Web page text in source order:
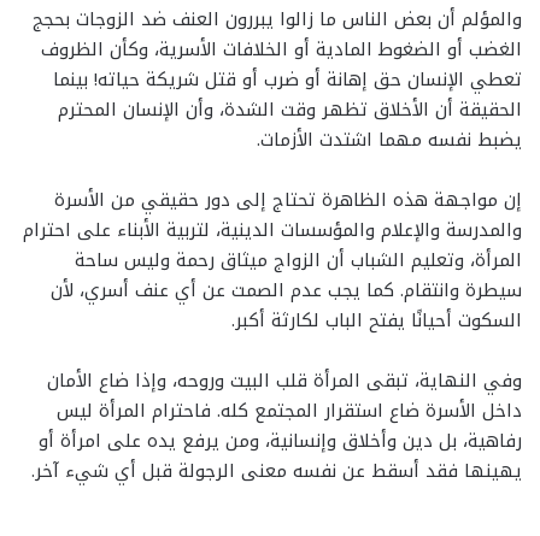
والمؤلم أن بعض الناس ما زالوا يبررون العنف ضد الزوجات بحجج
الغضب أو الضغوط المادية أو الخلافات الأسرية، وكأن الظروف
تعطي الإنسان حق إهانة أو ضرب أو قتل شريكة حياته! بينما
الحقيقة أن الأخلاق تظهر وقت الشدة، وأن الإنسان المحترم
يضبط نفسه مهما اشتدت الأزمات.
إن مواجهة هذه الظاهرة تحتاج إلى دور حقيقي من الأسرة
والمدرسة والإعلام والمؤسسات الدينية، لتربية الأبناء على احترام
المرأة، وتعليم الشباب أن الزواج ميثاق رحمة وليس ساحة
سيطرة وانتقام. كما يجب عدم الصمت عن أي عنف أسري، لأن
السكوت أحيانًا يفتح الباب لكارثة أكبر.
وفي النهاية، تبقى المرأة قلب البيت وروحه، وإذا ضاع الأمان
داخل الأسرة ضاع استقرار المجتمع كله. فاحترام المرأة ليس
رفاهية، بل دين وأخلاق وإنسانية، ومن يرفع يده على امرأة أو
يهينها فقد أسقط عن نفسه معنى الرجولة قبل أي شيء آخر.